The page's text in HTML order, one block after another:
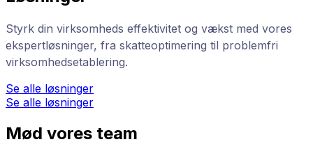
Styrk din virksomheds effektivitet og vækst med vores
ekspertløsninger, fra skatteoptimering til problemfri
virksomhedsetablering.
Se alle løsninger
Se alle løsninger
Mød vores team